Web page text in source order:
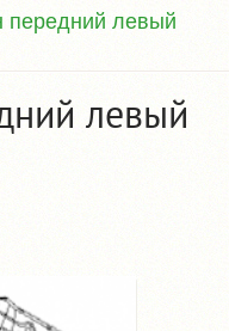
передний левый
левый